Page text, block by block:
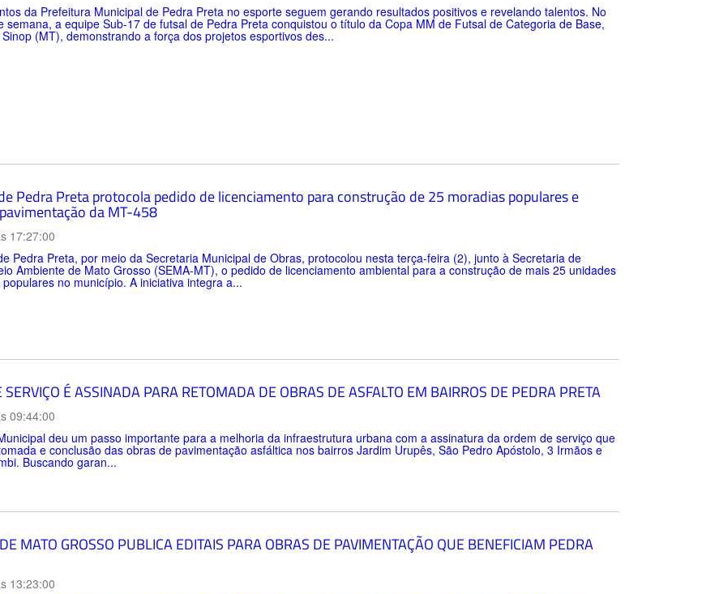
da Prefeitura Municipal de Pedra Preta no esporte seguem gerando resultados positivos e revelando talentos. No
semana, a equipe Sub-17 de futsal de Pedra Preta conquistou o título da Copa MM de Futsal de Categoria de Base,
(MT), demonstrando a força dos projetos esportivos des...
Pedra Preta protocola pedido de licenciamento para construção de 25 moradias populares e
da MT-458
17:27:00
Pedra Preta, por meio da Secretaria Municipal de Obras, protocolou nesta terça-feira (2), junto à Secretaria de
Ambiente de Mato Grosso (SEMA-MT), o pedido de licenciamento ambiental para a construção de mais 25 unidades
no município. A iniciativa integra a...
É ASSINADA PARA RETOMADA DE OBRAS DE ASFALTO EM BAIRROS DE PEDRA PRETA
09:44:00
deu um passo importante para a melhoria da infraestrutura urbana com a assinatura da ordem de serviço que
e conclusão das obras de pavimentação asfáltica nos bairros Jardim Urupês, São Pedro Apóstolo, 3 Irmãos e
Buscando garan...
MATO GROSSO PUBLICA EDITAIS PARA OBRAS DE PAVIMENTAÇÃO QUE BENEFICIAM PEDRA
13:23:00